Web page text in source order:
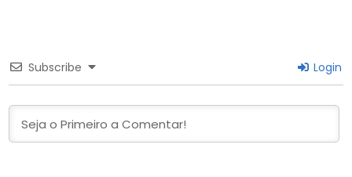
Subscribe Login